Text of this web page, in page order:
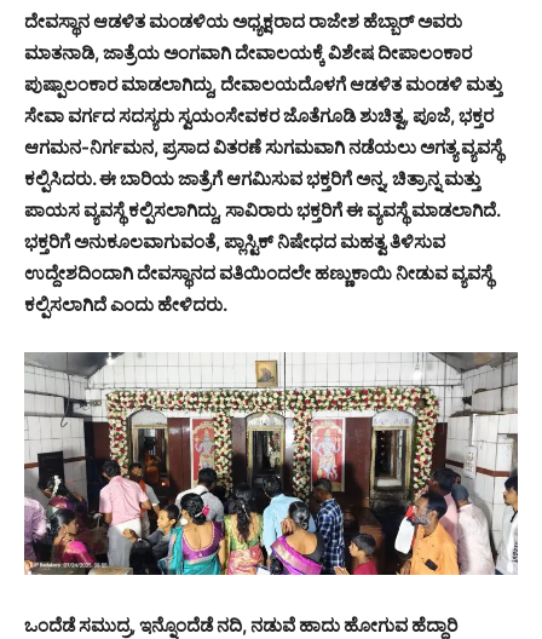
ದೇವಸ್ಥಾನ ಆಡಳಿತ ಮಂಡಳಿಯ ಅಧ್ಯಕ್ಷರಾದ ರಾಜೇಶ ಹೆಬ್ಬಾರ್ ಅವರು
ಮಾತನಾಡಿ, ಜಾತ್ರೆಯ ಅಂಗವಾಗಿ ದೇವಾಲಯಕ್ಕೆ ವಿಶೇಷ ದೀಪಾಲಂಕಾರ
ಪುಷ್ಪಾಲಂಕಾರ ಮಾಡಲಾಗಿದ್ದು, ದೇವಾಲಯದೊಳಗೆ ಆಡಳಿತ ಮಂಡಳಿ ಮತ್ತು
ಸೇವಾ ವರ್ಗದ ಸದಸ್ಯರು ಸ್ವಯಂಸೇವಕರ ಜೊತೆಗೂಡಿ ಶುಚಿತ್ವ, ಪೂಜೆ, ಭಕ್ತರ
ಆಗಮನ-ನಿರ್ಗಮನ, ಪ್ರಸಾದ ವಿತರಣೆ ಸುಗಮವಾಗಿ ನಡೆಯಲು ಅಗತ್ಯ ವ್ಯವಸ್ಥೆ
ಕಲ್ಪಿಸಿದರು. ಈ ಬಾರಿಯ ಜಾತ್ರೆಗೆ ಆಗಮಿಸುವ ಭಕ್ತರಿಗೆ ಅನ್ನ, ಚಿತ್ರಾನ್ನ ಮತ್ತು
ಪಾಯಸ ವ್ಯವಸ್ಥೆ ಕಲ್ಪಿಸಲಾಗಿದ್ದು, ಸಾವಿರಾರು ಭಕ್ತರಿಗೆ ಈ ವ್ಯವಸ್ಥೆ ಮಾಡಲಾಗಿದೆ.
ಭಕ್ತರಿಗೆ ಅನುಕೂಲವಾಗುವಂತೆ, ಪ್ಲಾಸ್ಟಿಕ್ ನಿಷೇಧದ ಮಹತ್ವ ತಿಳಿಸುವ
ಉದ್ದೇಶದಿಂದಾಗಿ ದೇವಸ್ಥಾನದ ವತಿಯಿಂದಲೇ ಹಣ್ಣುಕಾಯಿ ನೀಡುವ ವ್ಯವಸ್ಥೆ
ಕಲ್ಪಿಸಲಾಗಿದೆ ಎಂದು ಹೇಳಿದರು.
ಒಂದೆಡೆ ಸಮುದ್ರ, ಇನ್ನೊಂದೆಡೆ ನದಿ, ನಡುವೆ ಹಾದು ಹೋಗುವ ಹೆದ್ದಾರಿ